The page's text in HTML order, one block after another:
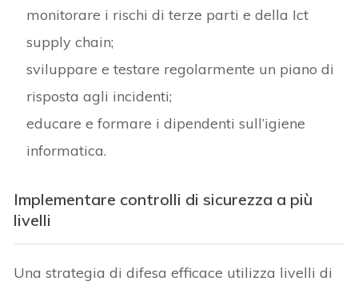
monitorare i rischi di terze parti e della Ict
supply chain;
sviluppare e testare regolarmente un piano di
risposta agli incidenti;
educare e formare i dipendenti sull’igiene
informatica.
Implementare controlli di sicurezza a più
livelli
Una strategia di difesa efficace utilizza livelli di